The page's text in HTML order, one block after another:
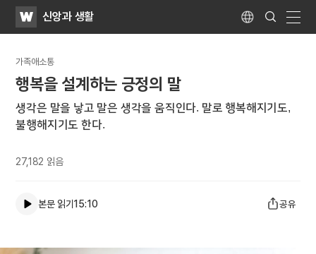
WATV신앙과 생활 Language
Search
Submit
가족애소통
행복을 설계하는 긍정의 말
생각은 말을 낳고 말은 생각을 움직인다. 말로 행복해지기도,
불행해지기도 한다.
27,182 읽음
본문 읽기15:10 공유